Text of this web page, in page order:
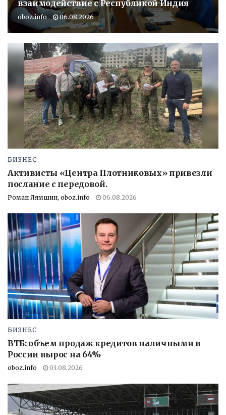
взаимодействие с Республикой Индия
oboz.info 06.08.2026
БИЗНЕС
Активисты «Центра Плотниковых» привезли
послание с передовой.
Роман Лямшин, oboz.info 06.08.2026
БИЗНЕС
ВТБ: объем продаж кредитов наличными в
России вырос на 64%
oboz.info 03.08.2026